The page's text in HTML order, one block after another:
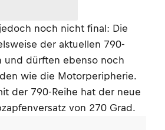
noch nicht final: Die
der aktuellen 790-
und dürften ebenso noch
wie die Motorperipherie.
der 790-Reihe hat der neue
von 270 Grad.